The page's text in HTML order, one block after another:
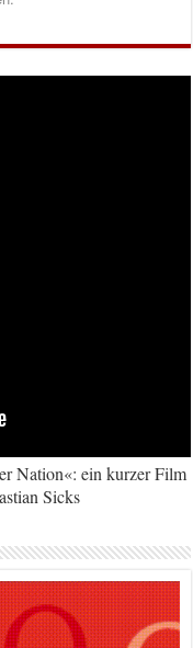
Nation«: ein kurzer Film
Sicks